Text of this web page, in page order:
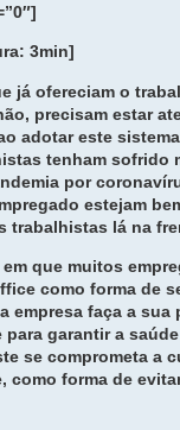
3min]
já ofereciam o
precisam estar
adotar este
tenham sofrido
por
estejam
trabalhistas lá na
que muitos
como forma de
empresa faça a sua
para garantir a
se comprometa a
como forma de